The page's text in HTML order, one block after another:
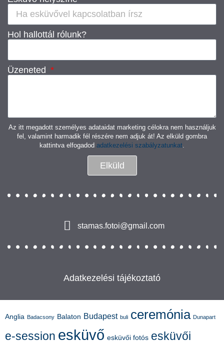
Hol hallottál rólunk?
Üzeneted
Az itt megadott személyes adataidat marketing célokra nem használjuk
fel, valamint harmadik fél részére nem adjuk át! Az elküld gombra
kattintva elfogadod adatkezelési szabályzatunkat.
Elküld
stamas.fotoi@gmail.com
Adatkezelési tájékoztató
Anglia Badacsony Balaton Budapest buli ceremónia Dunapart
e-session esküvő esküvői fotós esküvői